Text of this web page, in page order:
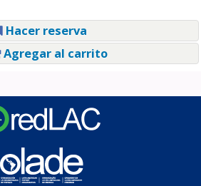
Hacer reserva
Agregar al carrito